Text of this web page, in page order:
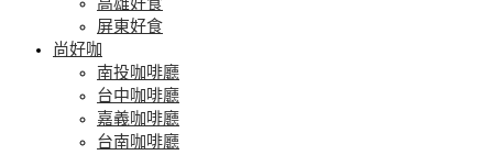
屏東好食
尚好咖
南投咖啡廳
台中咖啡廳
嘉義咖啡廳
台南咖啡廳